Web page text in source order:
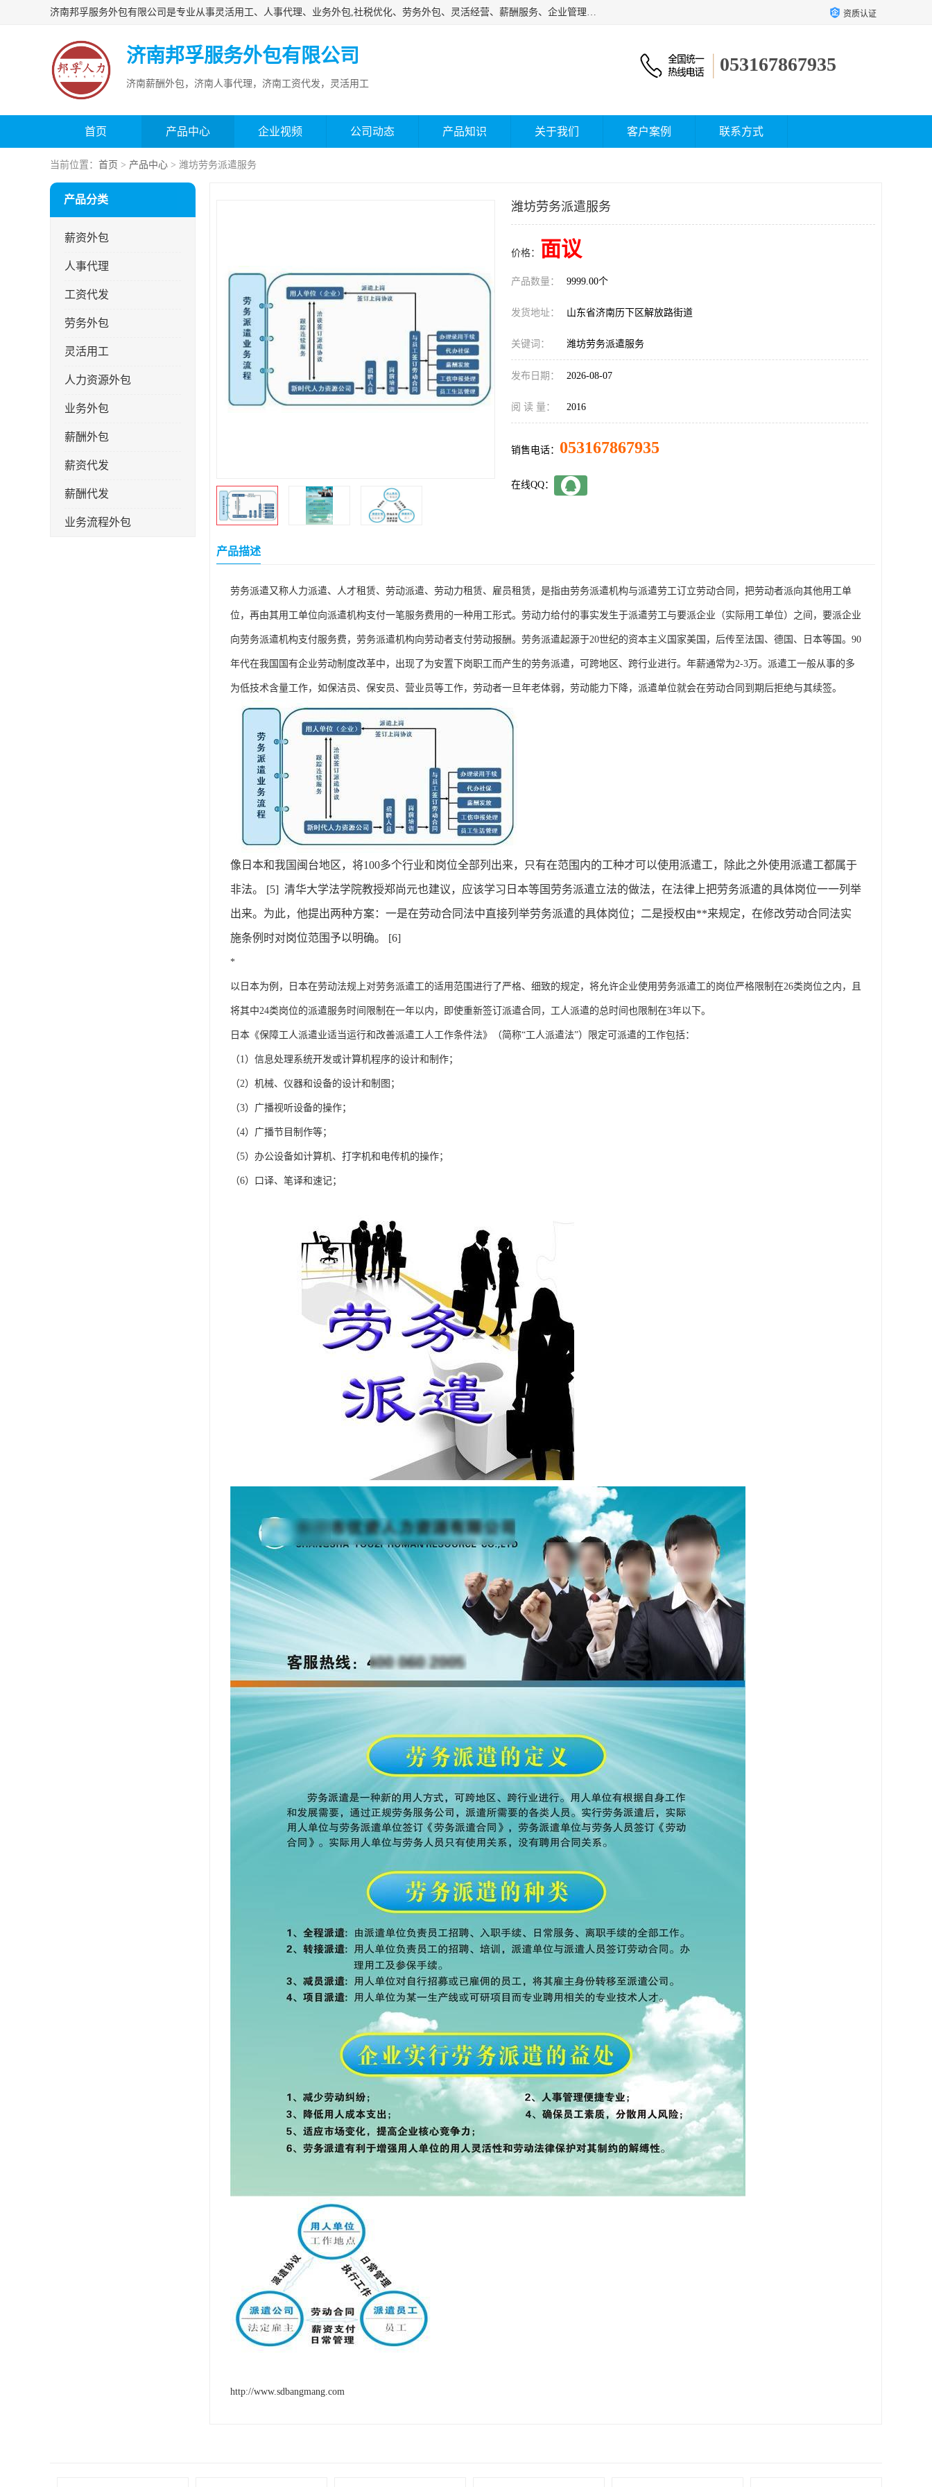
济南邦孚服务外包有限公司是专业从事灵活用工、人事代理、业务外包,社税优化、劳务外包、灵活经营、薪酬服务、企业管理咨询等的全国性的服务外包机构，邦孚人力—合法合规的灵活用工、人力外包、劳务派遣、共享经济财税优化专家，是国内提供企业人力资源综合解决方案有影响的人力资源公司之一。 资质认证
济南邦孚服务外包有限公司
济南薪酬外包，济南人事代理，济南工资代发，灵活用工
053167867935
首页 产品中心 企业视频 公司动态 产品知识 关于我们 客户案例 联系方式
当前位置： 首页 > 产品中心 > 潍坊劳务派遣服务
产品分类
薪资外包
人事代理
工资代发
劳务外包
灵活用工
人力资源外包
业务外包
薪酬外包
薪资代发
薪酬代发
业务流程外包
潍坊劳务派遣服务
价格： 面议
产品数量： 9999.00个
发货地址： 山东省济南历下区解放路街道
关键词： 潍坊劳务派遣服务
发布日期： 2026-08-07
阅 读 量： 2016
销售电话： 053167867935
在线QQ：
产品描述
劳务派遣又称人力派遣、人才租赁、劳动派遣、劳动力租赁、雇员租赁，是指由劳务派遣机构与派遣劳工订立劳动合同，把劳动者派向其他用工单
位，再由其用工单位向派遣机构支付一笔服务费用的一种用工形式。劳动力给付的事实发生于派遣劳工与要派企业（实际用工单位）之间，要派企业
向劳务派遣机构支付服务费，劳务派遣机构向劳动者支付劳动报酬。劳务派遣起源于20世纪的资本主义国家美国，后传至法国、德国、日本等国。90
年代在我国国有企业劳动制度改革中，出现了为安置下岗职工而产生的劳务派遣，可跨地区、跨行业进行。年薪通常为2-3万。派遣工一般从事的多
为低技术含量工作，如保洁员、保安员、营业员等工作，劳动者一旦年老体弱，劳动能力下降，派遣单位就会在劳动合同到期后拒绝与其续签。
像日本和我国闽台地区，将100多个行业和岗位全部列出来，只有在范围内的工种才可以使用派遣工，除此之外使用派遣工都属于
非法。 [5] 清华大学法学院教授郑尚元也建议，应该学习日本等国劳务派遣立法的做法，在法律上把劳务派遣的具体岗位一一列举
出来。为此，他提出两种方案：一是在劳动合同法中直接列举劳务派遣的具体岗位；二是授权由**来规定，在修改劳动合同法实
施条例时对岗位范围予以明确。 [6]
*
以日本为例，日本在劳动法规上对劳务派遣工的适用范围进行了严格、细致的规定，将允许企业使用劳务派遣工的岗位严格限制在26类岗位之内，且
将其中24类岗位的派遣服务时间限制在一年以内，即使重新签订派遣合同，工人派遣的总时间也限制在3年以下。
日本《保障工人派遣业适当运行和改善派遣工人工作条件法》（简称“工人派遣法”）限定可派遣的工作包括：
（1）信息处理系统开发或计算机程序的设计和制作；
（2）机械、仪器和设备的设计和制图；
（3）广播视听设备的操作；
（4）广播节目制作等；
（5）办公设备如计算机、打字机和电传机的操作；
（6）口译、笔译和速记；
http://www.sdbangmang.com